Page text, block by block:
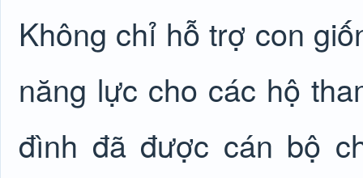
Không chỉ hỗ trợ con
năng lực cho các hộ
đình đã được cán bộ